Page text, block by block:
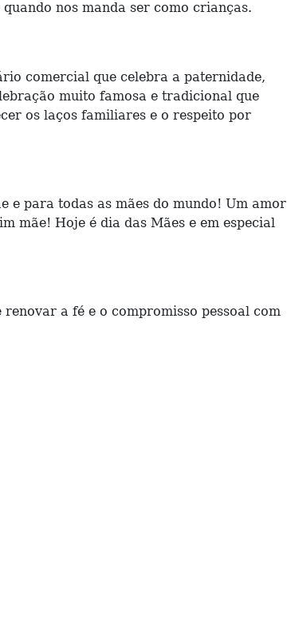
nos manda ser como crianças.
comercial que celebra a paternidade,
muito famosa e tradicional que
os laços familiares e o respeito por
e para todas as mães do mundo! Um amor
mãe! Hoje é dia das Mães e em especial
a fé e o compromisso pessoal com